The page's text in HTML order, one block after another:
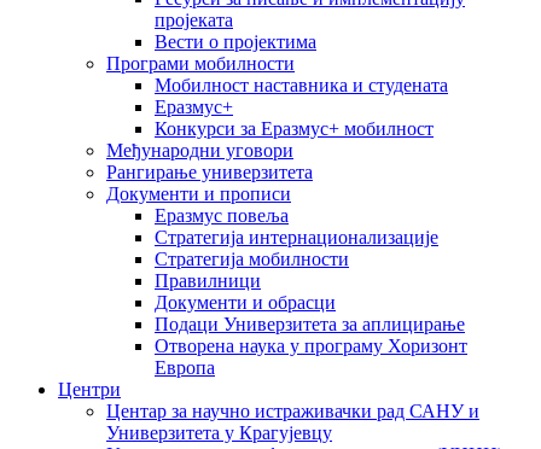
пројеката
Вести о пројектима
Програми мобилности
Мобилност наставника и студената
Еразмус+
Конкурси за Еразмус+ мобилност
Међународни уговори
Рангирање универзитета
Документи и прописи
Еразмус повеља
Стратегија интернационализације
Стратегија мобилности
Правилници
Документи и обрасци
Подаци Универзитета за аплицирање
Отворена наука у програму Хоризонт
Европа
Центри
Центар за научно истраживачки рад САНУ и
Универзитета у Крагујевцу